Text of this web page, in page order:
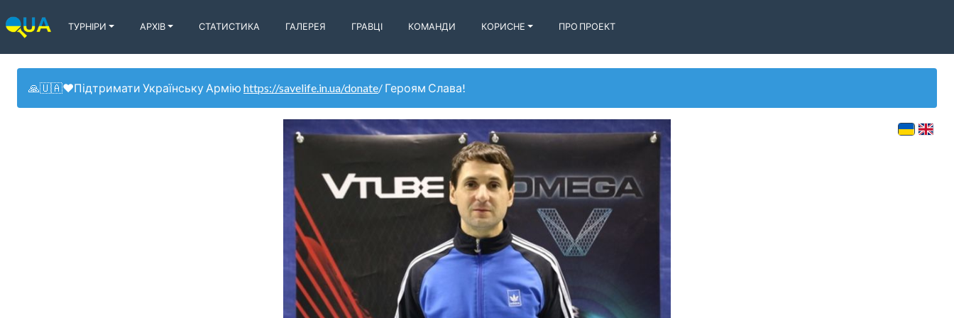
ТУРНІРИ АРХІВ СТАТИСТИКА ГАЛЕРЕЯ ГРАВЦІ КОМАНДИ КОРИСНЕ ПРО ПРОЕКТ
🙏🇺🇦❤️Підтримати Українську Армію https://savelife.in.ua/donate/ Героям Слава!